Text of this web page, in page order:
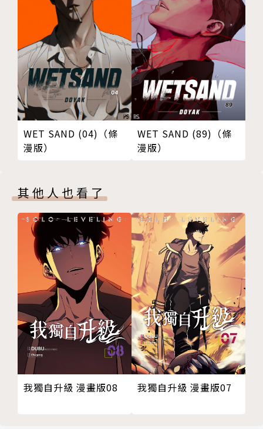
WET SAND (04)（條
漫版）
WET SAND (89)（條
漫版）
其他人也看了
我獨自升級 漫畫版08 我獨自升級 漫畫版07